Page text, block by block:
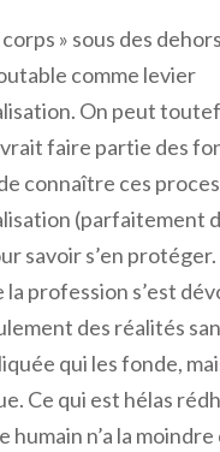
» sous des
comme levier
On peut
faire partie des
connaître ces
(parfaitement
savoir s’en
profession s’est
des réalités
qui les fonde,
Ce qui est hélas
humain n’a la moindre